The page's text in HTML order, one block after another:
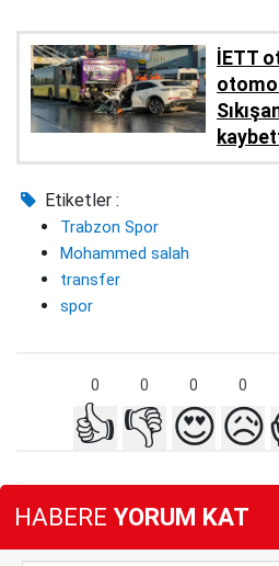
İETT
Etiketler :
Trabzon Spor
Mohammed salah
transfer
spor
0 0 0 0
👍 👎 😍😥
HABERE YORUM KAT